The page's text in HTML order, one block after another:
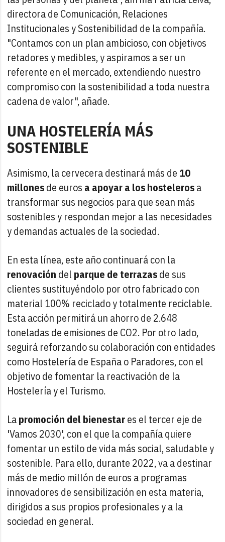
directora de Comunicación, Relaciones
Institucionales y Sostenibilidad de la compañía.
"Contamos con un plan ambicioso, con objetivos
retadores y medibles, y aspiramos a ser un
referente en el mercado, extendiendo nuestro
compromiso con la sostenibilidad a toda nuestra
cadena de valor", añade.
UNA HOSTELERÍA MÁS
SOSTENIBLE
Asimismo, la cervecera destinará más de 10
millonesde euros a apoyar a los hostelerosa
transformar sus negocios para que sean más
sostenibles y respondan mejor a las necesidades
y demandas actuales de la sociedad.
En esta línea, este año continuará con la
renovación del parque de terrazasde sus
clientes sustituyéndolo por otro fabricado con
material 100% reciclado y totalmente reciclable.
Esta acción permitirá un ahorro de 2.648
toneladas de emisiones de CO2. Por otro lado,
seguirá reforzando su colaboración con entidades
como Hostelería de España o Paradores, con el
objetivo de fomentar la reactivación de la
Hostelería y el Turismo.
Lapromoción del bienestares el tercer eje de
'Vamos 2030', con el que la compañía quiere
fomentar un estilo de vida más social, saludable y
sostenible. Para ello, durante 2022, va a destinar
más de medio millón de euros a programas
innovadores de sensibilización en esta materia,
dirigidos a sus propios profesionales y a la
sociedad en general.